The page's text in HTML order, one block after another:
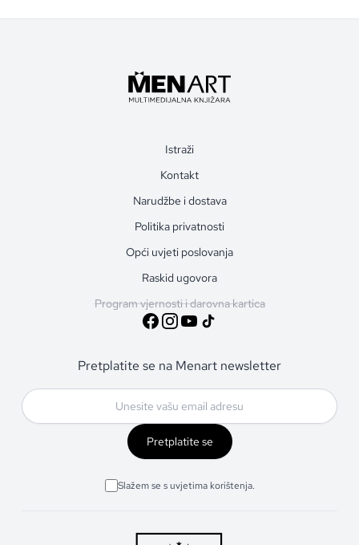
Istraži
Kontakt
Narudžbe i dostava
Politika privatnosti
Opći uvjeti poslovanja
Raskid ugovora
Program vjernosti i darovna kartica
Pretplatite se na Menart newsletter
Pretplatite se
Slažem se s uvjetima korištenja.